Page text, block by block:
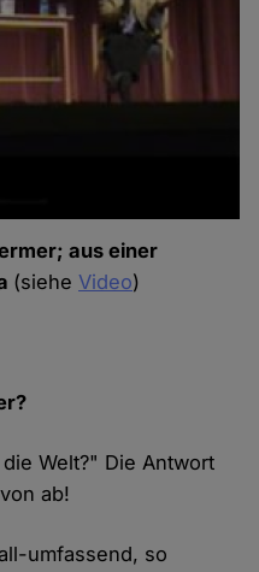
aus einer
(sieheVideo)
Welt?" Die Antwort
ab!
umfassend, so